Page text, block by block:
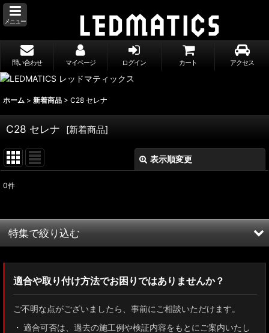
メニュー
問い合わせ マイページ ログイン カート アクセス
ホーム > 新着商品 > C28 セレナ
C28 セレナ [新着商品]
表示順変更
並び順:
0件
特集で絞り込む
ZN8 GR86
適合や取り付け方法でお困りではありませんか？
ご不明な点がございましたら、事前にご相談いただけます。
適合可否は、過去の施工例や検証内容をもとにご案内いたし